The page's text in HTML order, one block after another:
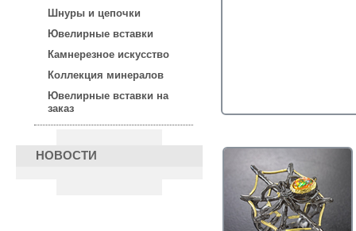
Шнуры и цепочки
Ювелирные вставки
Камнерезное искусство
Коллекция минералов
Ювелирные вставки на
заказ
НОВОСТИ